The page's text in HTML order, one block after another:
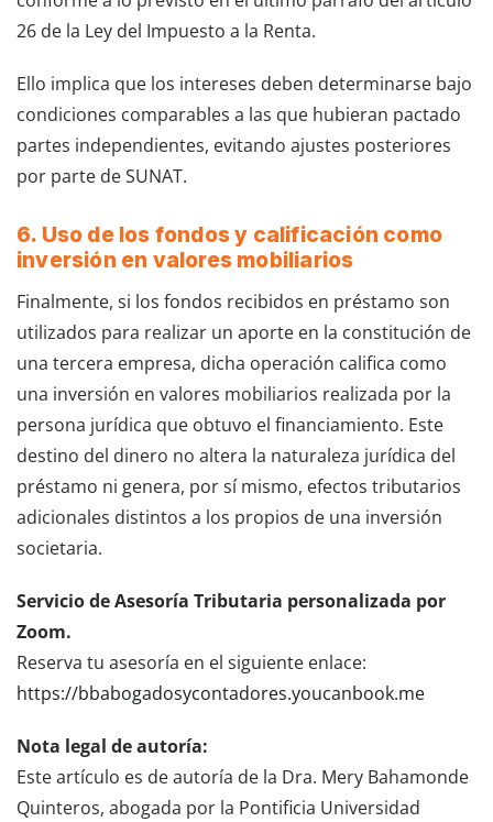
26 de la Ley del Impuesto a la Renta.
Ello implica que los intereses deben determinarse bajo
condiciones comparables a las que hubieran pactado
partes independientes, evitando ajustes posteriores
por parte de SUNAT.
6. Uso de los fondos y calificación como
inversión en valores mobiliarios
Finalmente, si los fondos recibidos en préstamo son
utilizados para realizar un aporte en la constitución de
una tercera empresa, dicha operación califica como
una inversión en valores mobiliarios realizada por la
persona jurídica que obtuvo el financiamiento. Este
destino del dinero no altera la naturaleza jurídica del
préstamo ni genera, por sí mismo, efectos tributarios
adicionales distintos a los propios de una inversión
societaria.
Servicio de Asesoría Tributaria personalizada por
Zoom.
Reserva tu asesoría en el siguiente enlace:
https://bbabogadosycontadores.youcanbook.me
Nota legal de autoría:
Este artículo es de autoría de la Dra. Mery Bahamonde
Quinteros, abogada por la Pontificia Universidad